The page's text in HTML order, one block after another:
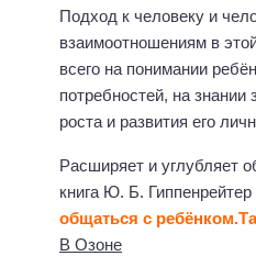
Подход к человеку и
взаимоотношениям в
всего на понимании
потребностей, на знании
роста и развития его
Расширяет и углубляет
книга Ю. Б. Гиппенрейтер
общаться с
В Озоне